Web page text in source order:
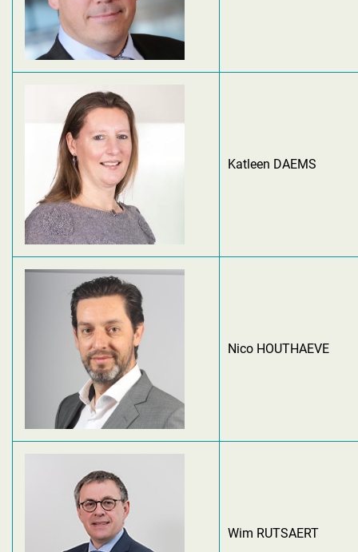
Katleen DAEMS
Nico HOUTHAEVE
Wim RUTSAERT